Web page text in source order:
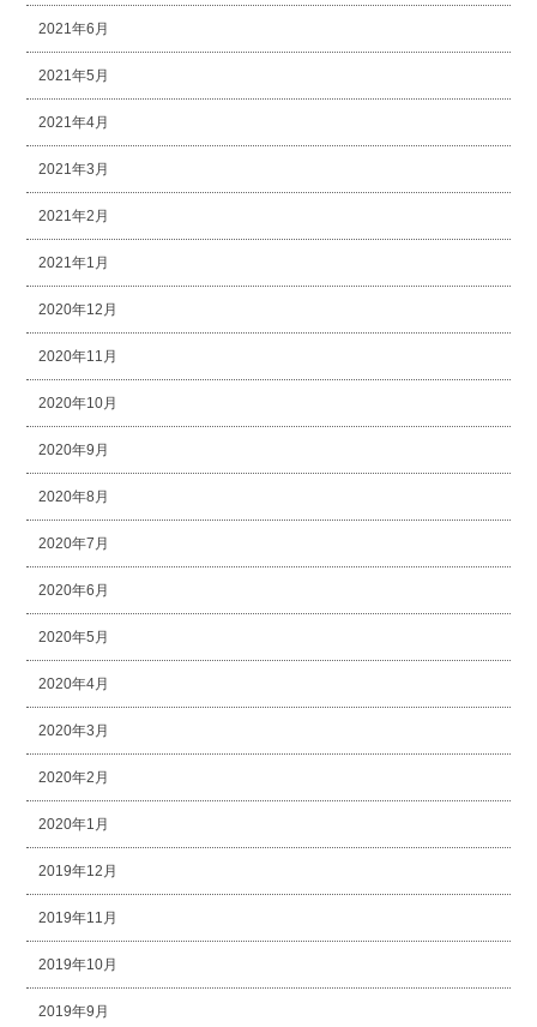
2021年6月
2021年5月
2021年4月
2021年3月
2021年2月
2021年1月
2020年12月
2020年11月
2020年10月
2020年9月
2020年8月
2020年7月
2020年6月
2020年5月
2020年4月
2020年3月
2020年2月
2020年1月
2019年12月
2019年11月
2019年10月
2019年9月